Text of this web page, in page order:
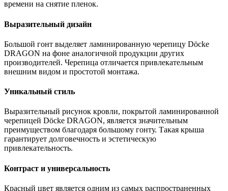
времени на снятие пленок.
Выразительный дизайн
Большой гонт выделяет ламинированную черепицу Dӧcke
DRAGON на фоне аналогичной продукции других
производителей. Черепица отличается привлекательным
внешним видом и простотой монтажа.
Уникальный стиль
Выразительный рисунок кровли, покрытой ламинированной
черепицей Dӧcke DRAGON, является значительным
преимуществом благодаря большому гонту. Такая крыша
гарантирует долговечность и эстетическую
привлекательность.
Контраст и универсальность
Красный цвет является одним из самых распространенных